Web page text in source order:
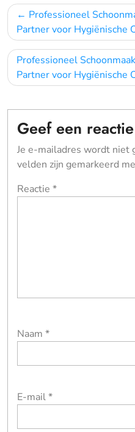
Bericht
navigatie
Professioneel
Partner voor Hygiënische
Professioneel
Partner voor Hygiënische
Geef een reactie
Je e-mailadres wordt niet
velden zijn gemarkeerd
Reactie *
Naam *
E-mail*